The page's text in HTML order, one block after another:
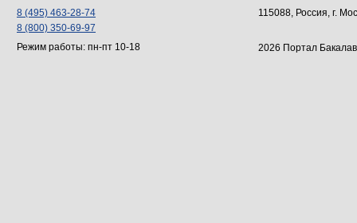
8 (495) 463-28-74
8 (800) 350-69-97
Режим работы: пн-пт 10-18
115088, Россия, г.
2026 Портал